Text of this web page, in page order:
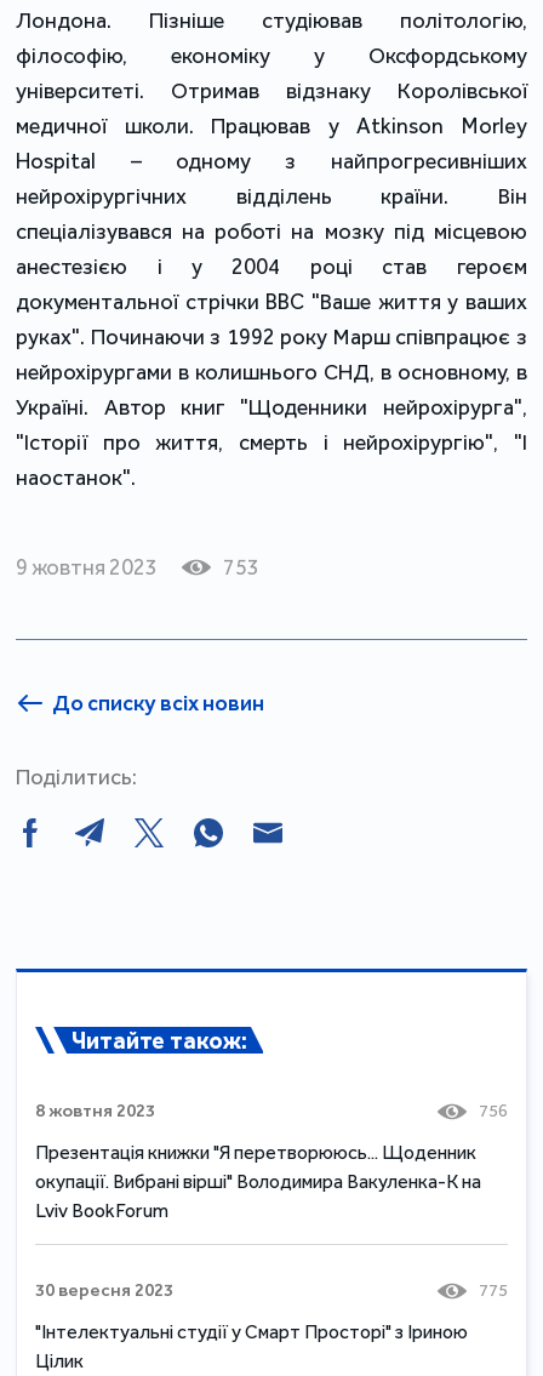
Лондона. Пізніше студіював політологію,
філософію, економіку у Оксфордському
університеті. Отримав відзнаку Королівської
медичної школи. Працював у Atkinson Morley
Hospital – одному з найпрогресивніших
нейрохірургічних відділень країни. Він
спеціалізувався на роботі на мозку під місцевою
анестезією і у 2004 році став героєм
документальної стрічки BBC "Ваше життя у ваших
руках". Починаючи з 1992 року Марш співпрацює з
нейрохірургами в колишнього СНД, в основному, в
Україні. Автор книг "Щоденники нейрохірурга",
"Історії про життя, смерть і нейрохірургію", "І
наостанок".
9 жовтня 2023 753
До списку всіх новин
Поділитись:
Читайте також:
8 жовтня 2023 756
Презентація книжки "Я перетворююсь... Щоденник
окупації. Вибрані вірші" Володимира Вакуленка-К на
Lviv BookForum
30 вересня 2023 775
"Інтелектуальні студії у Смарт Просторі" з Іриною
Цілик